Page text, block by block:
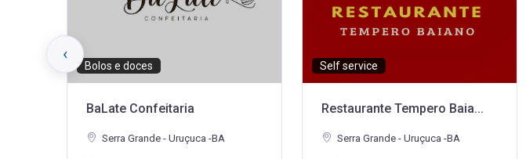
Self service
Restaurante Tempero Baia...
Serra Grande - Uruçuca -BA
Self service
Restaurante e Petiscaria...
Serra Grande - Uruçuca -BA
‹